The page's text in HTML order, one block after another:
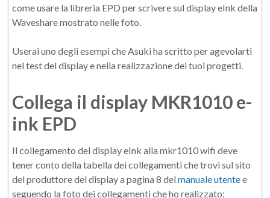
come usare la libreria EPD per scrivere sul display eInk della
Waveshare mostrato nelle foto.
Userai uno degli esempi che Asuki ha scritto per agevolarti
nel test del display e nella realizzazione dei tuoi progetti.
Collega il display MKR1010 e-
ink EPD
Il collegamento del display eInk alla mkr1010 wifi deve
tener conto della tabella dei collegamenti che trovi sul sito
del produttore del display a pagina 8 del manuale utentee
seguendo la foto dei collegamenti che ho realizzato: